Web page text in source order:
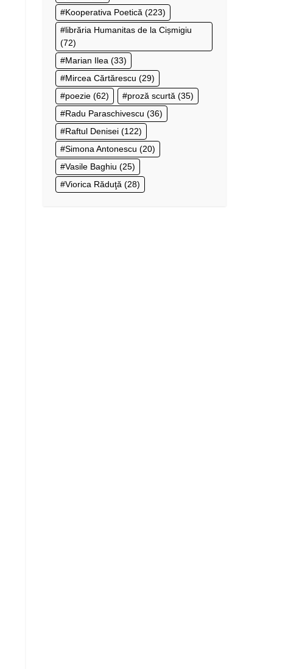
Kooperativa Poetică (223)
librăria Humanitas de la Cișmigiu
(72)
Marian Ilea (33)
Mircea Cărtărescu (29)
poezie (62) proză scurtă (35)
Radu Paraschivescu (36)
Raftul Denisei (122)
Simona Antonescu (20)
Vasile Baghiu (25)
Viorica Răduţă (28)